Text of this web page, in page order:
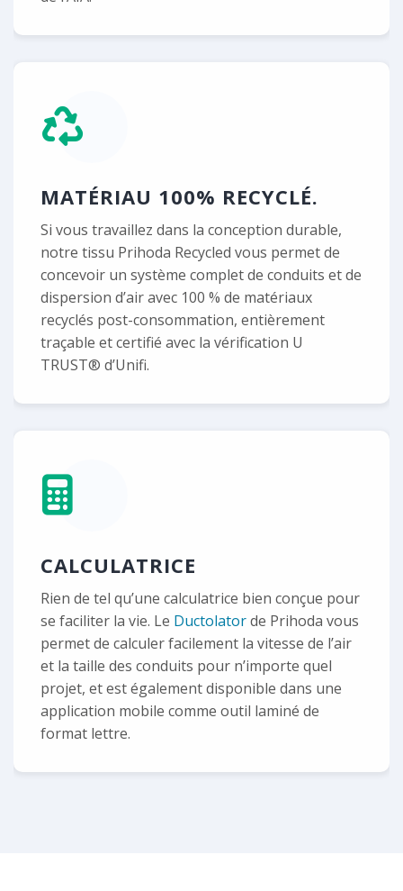
MATÉRIAU 100% RECYCLÉ.
Si vous travaillez dans la conception durable,
notre tissu Prihoda Recycled vous permet de
concevoir un système complet de conduits et de
dispersion d’air avec 100 % de matériaux
recyclés post-consommation, entièrement
traçable et certifié avec la vérification U
TRUST® d’Unifi.
CALCULATRICE
Rien de tel qu’une calculatrice bien conçue pour
se faciliter la vie. Le Ductolatorde Prihoda vous
permet de calculer facilement la vitesse de l’air
et la taille des conduits pour n’importe quel
projet, et est également disponible dans une
application mobile comme outil laminé de
format lettre.